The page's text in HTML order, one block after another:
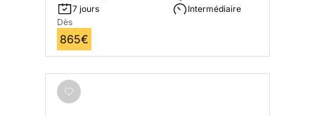
7 jours
Intermédiaire
Dès
865€